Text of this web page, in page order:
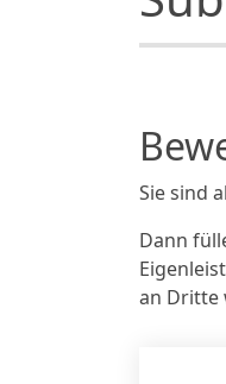
Sie sind
Dann
an Dritte